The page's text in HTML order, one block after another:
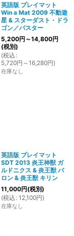
英語版 プレイマット
Win a Mat 2009 不動遊
星 & スターダスト・ドラ
ゴン／バスター
5,200円 ～14,800円
(税別)
(税込 :
5,720円 ～16,280円)
在庫なし
英語版 プレイマット
SDT 2013 炎王神獣 ガ
ルドニクス & 炎王獣 バ
ロン & 炎王獣 キリン
11,000円(税別)
(税込 : 12,100円)
在庫なし